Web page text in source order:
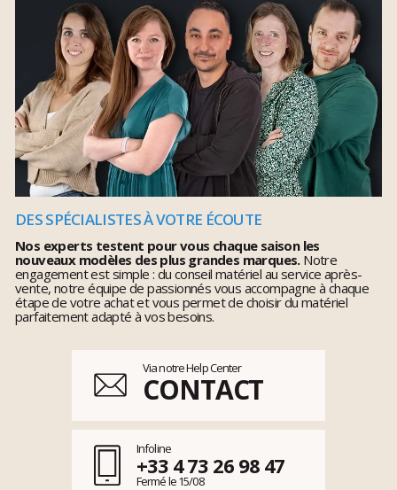
DES SPÉCIALISTES À VOTRE ÉCOUTE
Nos experts testent pour vous chaque saison les
nouveaux modèles des plus grandes marques.Notre
engagement est simple : du conseil matériel au service après-
vente, notre équipe de passionnés vous accompagne à chaque
étape de votre achat et vous permet de choisir du matériel
parfaitement adapté à vos besoins.
Via notre Help Center
CONTACT
Infoline
+33 4 73 26 98 47
Fermé le 15/08